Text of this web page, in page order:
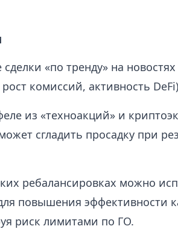
«по тренду» на
комиссий, активность
из «техноакций» и
сгладить просадку при
ребалансировках можно
повышения эффективности
риск лимитами по ГО.